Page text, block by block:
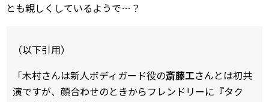
とも親しくしているようで…？
（以下引用）
「木村さんは新人ボディガード役の斎藤工さんとは初共
演ですが、顔合わせのときからフレンドリーに『タク